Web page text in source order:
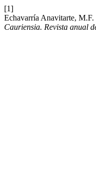
[1]
Echavarría Anavitarte,
Cauriensia. Revista anual